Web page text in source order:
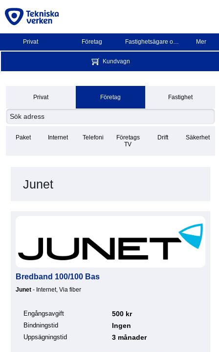
Privat Företag Fastighetsägare och BRF Mer
Kundvagn
Privat Företag Fastighet
Paket Internet Telefoni
Företags
TV
Drift Säkerhet
Junet
Bredband 100/100 Bas
Junet - Internet, Via fiber
Engångsavgift 500 kr
Bindningstid Ingen
Uppsägningstid 3 månader